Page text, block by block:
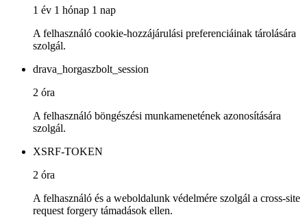
1 év 1 hónap 1 nap
A felhasználó cookie-hozzájárulási preferenciáinak tárolására
szolgál.
drava_horgaszbolt_session
2 óra
A felhasználó böngészési munkamenetének azonosítására
szolgál.
XSRF-TOKEN
2 óra
A felhasználó és a weboldalunk védelmére szolgál a cross-site
request forgery támadások ellen.